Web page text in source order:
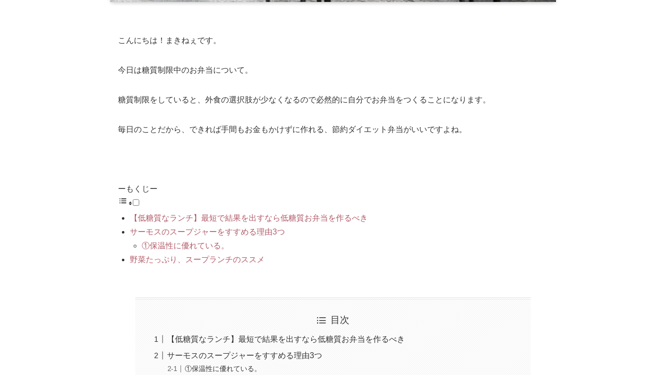
こんにちは！まきねぇです。
今日は糖質制限中のお弁当について。
糖質制限をしていると、外食の選択肢が少なくなるので必然的に自分でお弁当をつくることになります。
毎日のことだから、できれば手間もお金もかけずに作れる、節約ダイエット弁当がいいですよね。
ーもくじー
【低糖質なランチ】最短で結果を出すなら低糖質お弁当を作るべき
サーモスのスープジャーをすすめる理由3つ
①保温性に優れている。
野菜たっぷり、スープランチのススメ
目次
【低糖質なランチ】最短で結果を出すなら低糖質お弁当を作るべき
サーモスのスープジャーをすすめる理由3つ
①保温性に優れている。